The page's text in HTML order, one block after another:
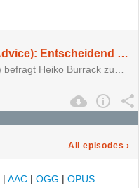
Heiko Burrack (NB-Advice): Entscheidend für einen Termin ist die Antwort auf die Frage, warum man sich unterhalten soll.
All episodes ›
| AAC | OGG | OPUS